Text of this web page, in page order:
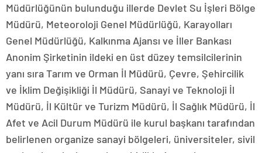
Müdürlüğünün bulunduğu illerde Devlet Su İşleri Bölge
Müdürü, Meteoroloji Genel Müdürlüğü, Karayolları
Genel Müdürlüğü, Kalkınma Ajansı ve İller Bankası
Anonim Şirketinin ildeki en üst düzey temsilcilerinin
yanı sıra Tarım ve Orman İl Müdürü, Çevre, Şehircilik
ve İklim Değişikliği İl Müdürü, Sanayi ve Teknoloji İl
Müdürü, İl Kültür ve Turizm Müdürü, İl Sağlık Müdürü, İl
Afet ve Acil Durum Müdürü ile kurul başkanı tarafından
belirlenen organize sanayi bölgeleri, üniversiteler, sivil